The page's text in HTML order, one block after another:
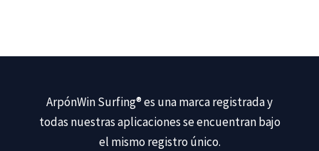
ArpónWin Surfing®es una marca registrada y
todas nuestras aplicaciones se encuentran bajo
el mismo registro único.